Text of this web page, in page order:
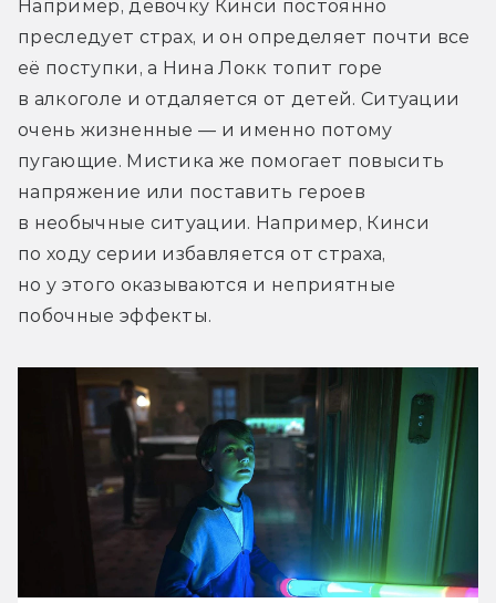
Например, девочку Кинси постоянно
преследует страх, и он определяет почти все
её поступки, а Нина Локк топит горе
в алкоголе и отдаляется от детей. Ситуации
очень жизненные — и именно потому
пугающие. Мистика же помогает повысить
напряжение или поставить героев
в необычные ситуации. Например, Кинси
по ходу серии избавляется от страха,
но у этого оказываются и неприятные
побочные эффекты.